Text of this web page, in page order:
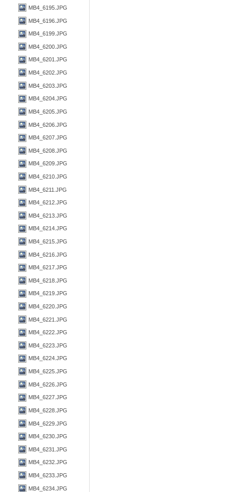
MB4_6195.JPG
MB4_6196.JPG
MB4_6199.JPG
MB4_6200.JPG
MB4_6201.JPG
MB4_6202.JPG
MB4_6203.JPG
MB4_6204.JPG
MB4_6205.JPG
MB4_6206.JPG
MB4_6207.JPG
MB4_6208.JPG
MB4_6209.JPG
MB4_6210.JPG
MB4_6211.JPG
MB4_6212.JPG
MB4_6213.JPG
MB4_6214.JPG
MB4_6215.JPG
MB4_6216.JPG
MB4_6217.JPG
MB4_6218.JPG
MB4_6219.JPG
MB4_6220.JPG
MB4_6221.JPG
MB4_6222.JPG
MB4_6223.JPG
MB4_6224.JPG
MB4_6225.JPG
MB4_6226.JPG
MB4_6227.JPG
MB4_6228.JPG
MB4_6229.JPG
MB4_6230.JPG
MB4_6231.JPG
MB4_6232.JPG
MB4_6233.JPG
MB4_6234.JPG